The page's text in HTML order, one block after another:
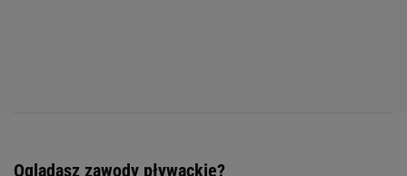
Oglądasz zawody pływackie?